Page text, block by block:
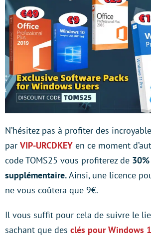
N’hésitez pas à profiter des
par VIP-URCDKEY en ce moment
code TOMS25 vous profiterez de
supplémentaire.Ainsi, une licence
ne vous coûtera que 9€.
Il vous suffit pour cela de suivre le
sachant que des clés pour Windows